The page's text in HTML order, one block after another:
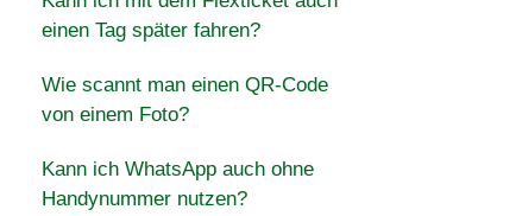
einen Tag später fahren?
Wie scannt man einen QR-Code
von einem Foto?
Kann ich WhatsApp auch ohne
Handynummer nutzen?